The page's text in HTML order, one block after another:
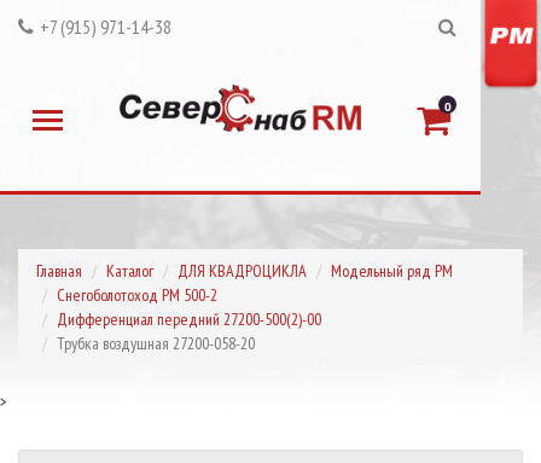
+7 (915) 971-14-38
0
Главная Каталог ДЛЯ КВАДРОЦИКЛА
Модельный ряд РМ
Снегоболотоход РМ 500-2
Дифференциал передний 27200-500(2)-00
Трубка воздушная 27200-058-20
>